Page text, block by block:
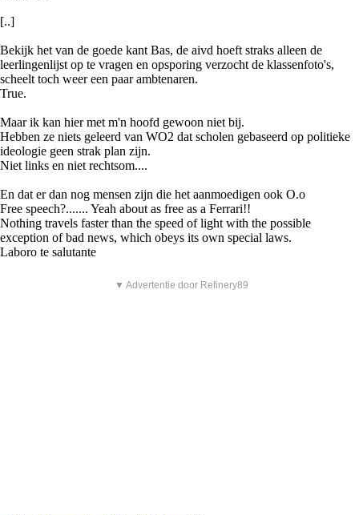
[..]
Bekijk het van de goede kant Bas, de aivd hoeft straks alleen de
leerlingenlijst op te vragen en opsporing verzocht de klassenfoto's,
scheelt toch weer een paar ambtenaren.
True.
Maar ik kan hier met m'n hoofd gewoon niet bij.
Hebben ze niets geleerd van WO2 dat scholen gebaseerd op politieke
ideologie geen strak plan zijn.
Niet links en niet rechtsom....
En dat er dan nog mensen zijn die het aanmoedigen ook O.o
Free speech?....... Yeah about as free as a Ferrari!!
Nothing travels faster than the speed of light with the possible
exception of bad news, which obeys its own special laws.
Laboro te salutante
▼ Advertentie door Refinery89